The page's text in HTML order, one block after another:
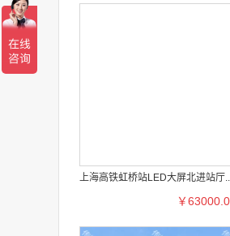
上海高铁虹桥站LED大屏北进站厅
￥